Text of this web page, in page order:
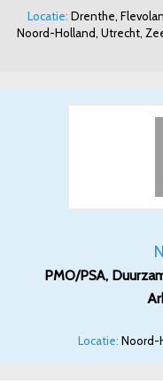
Locatie: Drenthe,
Noord-Holland, Utrecht,
PMO/PSA,
Locatie: Noord-